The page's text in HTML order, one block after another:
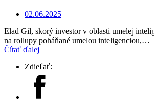
02.06.2025
Elad Gil, skorý investor v oblasti umelej
na rollupy poháňané umelou inteligenciou,…
Čítať ďalej
Zdieľať: